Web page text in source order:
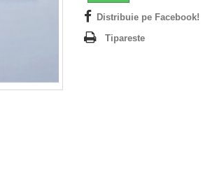
Distribuie pe Facebook!
Tipareste